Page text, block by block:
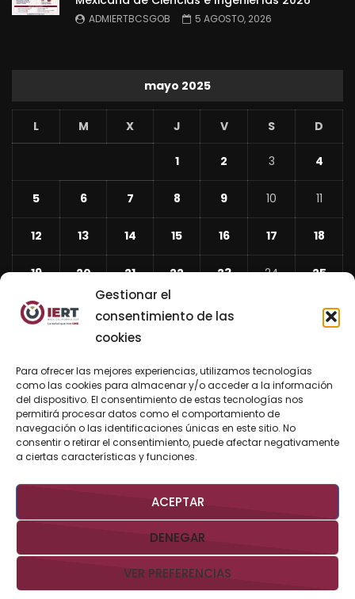
Gestionar el
consentimiento de las
cookies
Para ofrecer las mejores experiencias, utilizamos tecnologías
como las cookies para almacenar y/o acceder a la información
del dispositivo. El consentimiento de estas tecnologías nos
permitirá procesar datos como el comportamiento de
navegación o las identificaciones únicas en este sitio. No
consentir o retirar el consentimiento, puede afectar negativamente
a ciertas características y funciones.
ACEPTAR
DENEGAR
VER PREFERENCIAS
ADMIERTBCSGOB 5 AGOSTO, 2026
mayo 2025
L M X J V S D
1 2 3 4
5 6 7 8 9 10 11
12 13 14 15 16 17 18
19 20 21 22 23 24 25
26 27 28 29 30
Jun
»
BUSCAR AHORA
Derechos Reservados @IERTBCS 2026 Gobierno de BCSAviso